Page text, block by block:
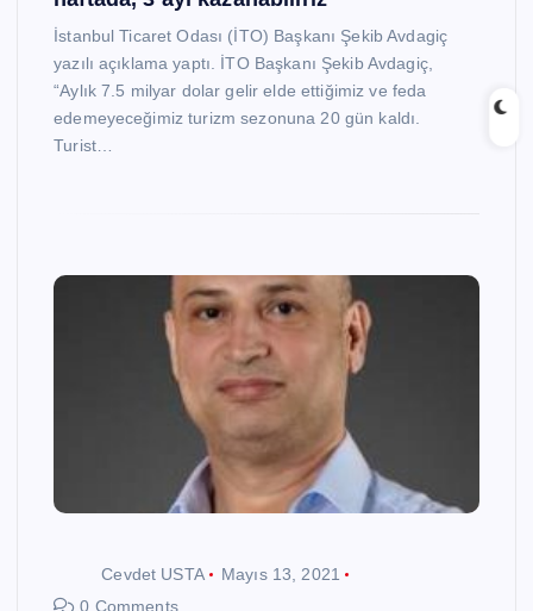
İstanbul Ticaret Odası (İTO) Başkanı Şekib Avdagiç
yazılı açıklama yaptı. İTO Başkanı Şekib Avdagiç,
“Aylık 7.5 milyar dolar gelir elde ettiğimiz ve feda
edemeyeceğimiz turizm sezonuna 20 gün kaldı.
Turist…
Cevdet USTA
Mayıs 13, 2021
0 Comments